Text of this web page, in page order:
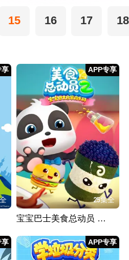
15 16 17 18
享 APP专享
25集全
宝宝巴士美食总动员 第二季
享 APP专享